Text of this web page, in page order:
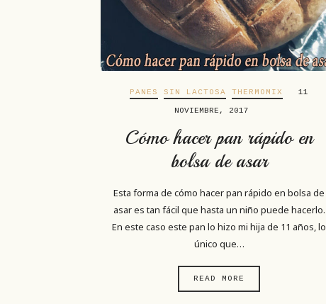
PANES SIN LACTOSA THERMOMIX 11
NOVIEMBRE, 2017
Cómo hacer pan rápido en
bolsa de asar
Esta forma de cómo hacer pan rápido en bolsa de
asar es tan fácil que hasta un niño puede hacerlo.
En este caso este pan lo hizo mi hija de 11 años, lo
único que…
READ MORE